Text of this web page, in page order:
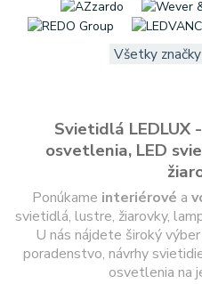
Všetky
Svietidlá
osvetlenia, LED
Ponúkame interiérové a
svietidlá, lustre, žiarovky,
U nás nájdete široký
poradenstvo, návrhy
osvetlenia na